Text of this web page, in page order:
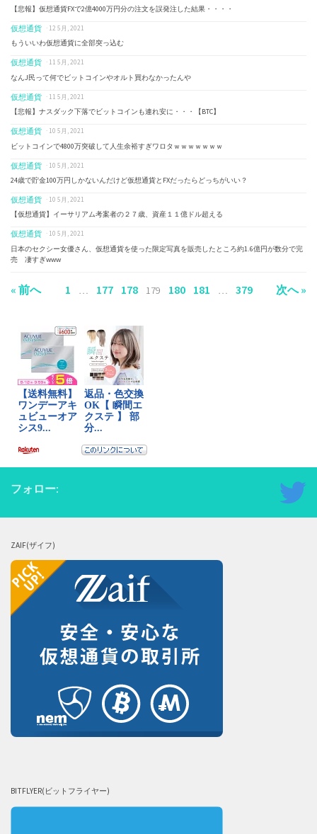
【悲報】仮想通貨FXで2億4000万円分の注文を誤発注した結果・・・・
仮想通貨 · 12 5月, 2021
もういいわ仮想通貨に全部突っ込む
仮想通貨 · 11 5月, 2021
なんJ民って何でビットコインやオルト買わなかったんや
仮想通貨 · 11 5月, 2021
【悲報】ナスダック下落でビットコインも連れ安に・・・【BTC】
仮想通貨 · 10 5月, 2021
ビットコインで4800万突破して人生余裕すぎワロタｗｗｗｗｗｗｗ
仮想通貨 · 10 5月, 2021
24歳で貯金100万円しかないんだけど仮想通貨とFXだったらどっちがいい？
仮想通貨 · 10 5月, 2021
【仮想通貨】イーサリアム考案者の２７歳、資産１１億ドル超える
仮想通貨 · 10 5月, 2021
日本のセクシー女優さん、仮想通貨を使った限定写真を販売したところ約1.6億円が数分で完
売 凄すぎwww
« 前へ 1 … 177 178 179 180 181 … 379 次へ »
フォロー:
ZAIF(ザイフ)
BITFLYER(ビットフライヤー)